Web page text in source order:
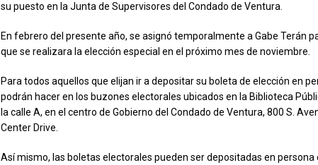
su puesto en la Junta de Supervisores del Condado de Ventura.
En febrero del presente año, se asignó temporalmente a Gabe Terán
que se realizara la elección especial en el próximo mes de noviembre.
Para todos aquellos que elijan ir a depositar su boleta de elección en
podrán hacer en los buzones electorales ubicados en la Biblioteca
la calle A, en el centro de Gobierno del Condado de Ventura, 800 S.
Center Drive.
Así mismo, las boletas electorales pueden ser depositadas en persona